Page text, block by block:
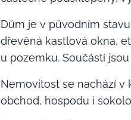
Dům je v původním
dřevěná kastlová okna,
u pozemku. Součástí jsou
Nemovitost se nachází v
obchod, hospodu i